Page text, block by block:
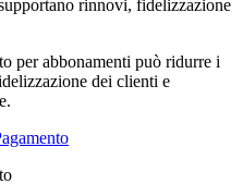
rinnovi, fidelizzazione
per abbonamenti può ridurre i
dei clienti e